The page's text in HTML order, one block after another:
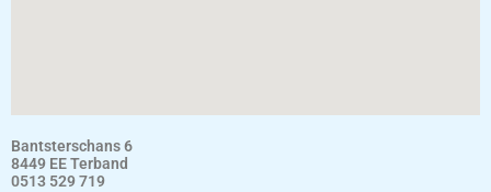
Bantsterschans 6
8449 EE Terband
0513 529 719